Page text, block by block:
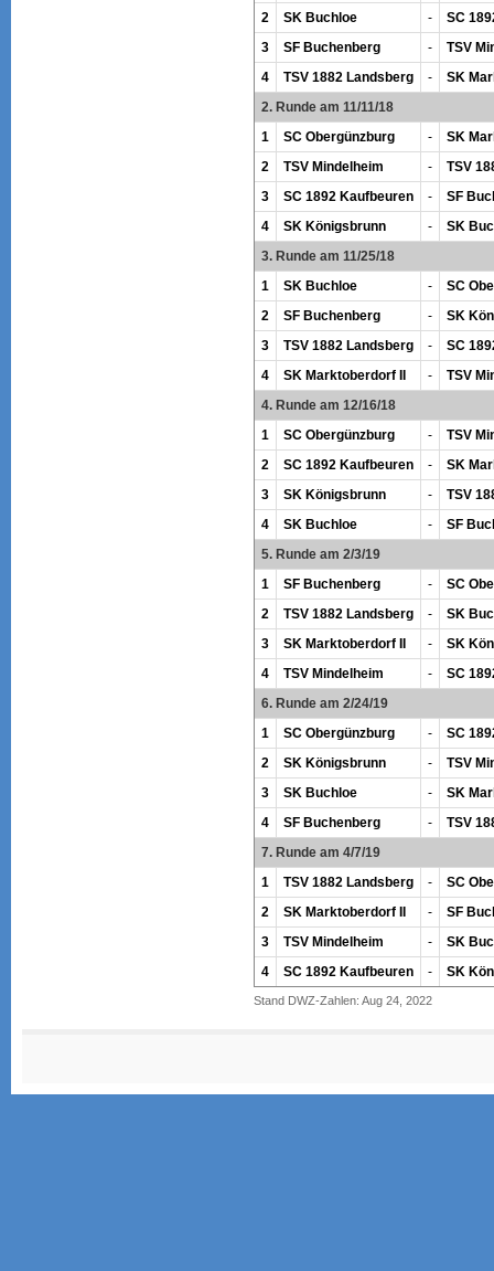
2
SK Buchloe -
SC
3
SF Buchenberg -
TSV
4
TSV 1882 Landsberg -
SK
2. Runde am 11/11/18
1
SC Obergünzburg -
SK
2
TSV Mindelheim -
TSV
3
SC 1892 Kaufbeuren -
SF
4
SK Königsbrunn -
SK
3. Runde am 11/25/18
1
SK Buchloe -
SC
2
SF Buchenberg -
SK
3
TSV 1882 Landsberg -
SC
4
SK Marktoberdorf II -
TSV
4. Runde am 12/16/18
1
SC Obergünzburg -
TSV
2
SC 1892 Kaufbeuren -
SK
3
SK Königsbrunn -
TSV
4
SK Buchloe -
SF
5. Runde am 2/3/19
1
SF Buchenberg -
SC
2
TSV 1882 Landsberg -
SK
3
SK Marktoberdorf II -
SK
4
TSV Mindelheim -
SC
6. Runde am 2/24/19
1
SC Obergünzburg -
SC
2
SK Königsbrunn -
TSV
3
SK Buchloe -
SK
4
SF Buchenberg -
TSV
7. Runde am 4/7/19
1
TSV 1882 Landsberg -
SC
2
SK Marktoberdorf II -
SF
3
TSV Mindelheim -
SK
4
SC 1892 Kaufbeuren - SK
Stand DWZ-Zahlen: Aug 24, 2022